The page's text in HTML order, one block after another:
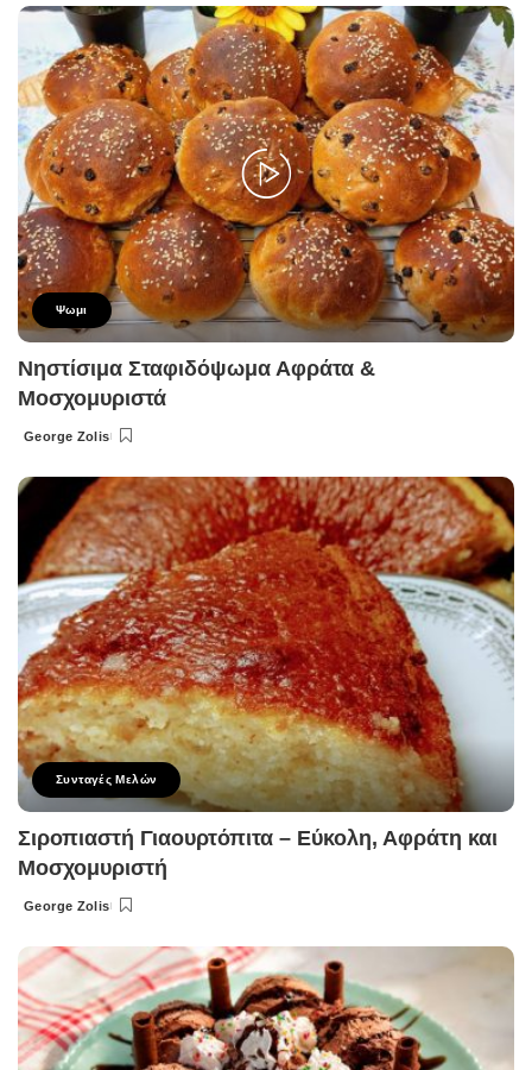
Ψωμι
Νηστίσιμα Σταφιδόψωμα Αφράτα &
Μοσχομυριστά
Posted
George Zolis
Συνταγές Μελών
Σιροπιαστή Γιαουρτόπιτα – Εύκολη, Αφράτη και
Μοσχομυριστή
Posted
George Zolis